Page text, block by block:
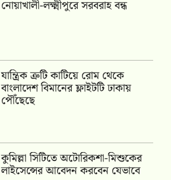
নোয়াখালী-লক্ষ্মীপুরে সরবরাহ বন্ধ
যান্ত্রিক ত্রুটি কাটিয়ে রোম থেকে
বাংলাদেশ বিমানের ফ্লাইটটি ঢাকায়
পৌঁছেছে
কুমিল্লা সিটিতে অটোরিকশা-মিশুকের
লাইসেন্সের আবেদন করবেন যেভাবে